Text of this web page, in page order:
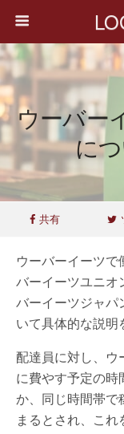
ウーバー
に
共有
ウーバーイーツ
バーイーツユニオ
バーイーツジャパ
いて具体的な説明
配達員に対し、
に費やす予定の時
か、同じ時間帯で
まるとされ、これ